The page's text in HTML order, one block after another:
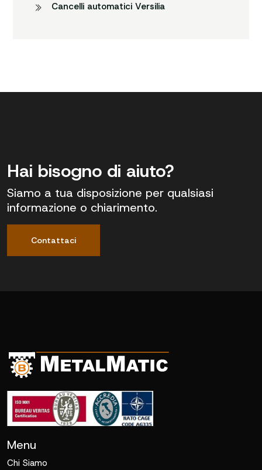
Cancelli automatici Versilia
Hai bisogno di aiuto?
Siamo a tua disposizione per qualsiasi
informazione o chiarimento.
Contattaci
Menu
Chi Siamo